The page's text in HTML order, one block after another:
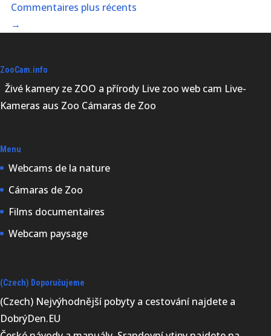
Commentaires plus récents
→
ZooCam.info
Živé kamery ze ZOO a přírody Live zoo web cam Live-
Kameras aus Zoo Cámaras de Zoo
Menu
Webcams de la nature
Cámaras de Zoo
Films documentaires
Webcam paysage
(Czech) Doporučujeme
(Czech) Nejvýhodnější pobyty a cestování najdete a
DobrýDen.EU